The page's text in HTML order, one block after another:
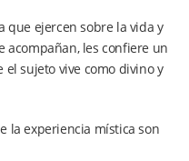
que ejercen sobre la vida y
acompañan, les confiere un
sujeto vive como divino y
la experiencia mística son